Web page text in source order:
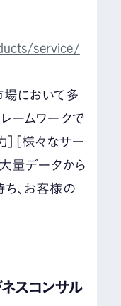
service/
場において多
ームワークで
］［様々なサー
量データから
、お客様の
スコンサル